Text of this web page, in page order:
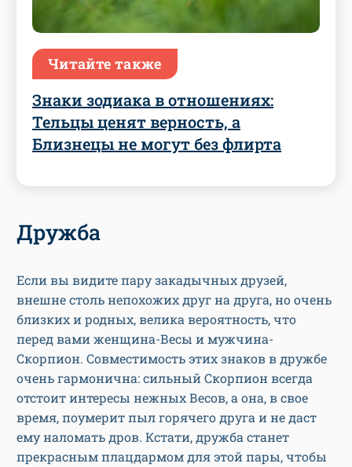
Читайте также
Знаки зодиака в отношениях:
Тельцы ценят верность, а
Близнецы не могут без флирта
Дружба
Если вы видите пару закадычных друзей,
внешне столь непохожих друг на друга, но очень
близких и родных, велика вероятность, что
перед вами женщина-Весы и мужчина-
Скорпион. Совместимость этих знаков в дружбе
очень гармонична: сильный Скорпион всегда
отстоит интересы нежных Весов, а она, в свое
время, поумерит пыл горячего друга и не даст
ему наломать дров. Кстати, дружба станет
прекрасным плацдармом для этой пары, чтобы